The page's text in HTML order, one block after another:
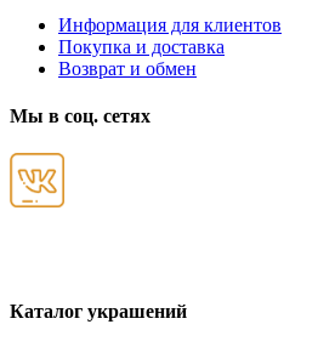
Информация для клиентов
Покупка и доставка
Возврат и обмен
Мы в соц. сетях
Каталог украшений